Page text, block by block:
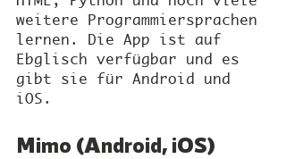
weitere Programmiersprachen
lernen. Die App ist auf
Ebglisch verfügbar und es
gibt sie für Android und
iOS.
Mimo (Android, iOS)